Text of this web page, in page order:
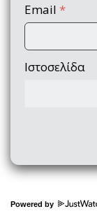
Email *
Ιστοσελίδα
Powered by